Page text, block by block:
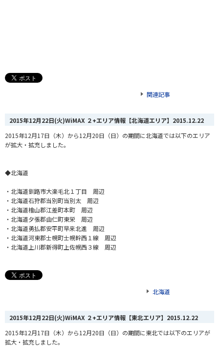
関連記事
2015年12月22日(火)WiMAX ２+エリア情報【北海道エリア】 2015.12.22
2015年12月17日（木）から12月20日（日）の期間に北海道では以下のエリア
が拡大・拡充しました。
◆北海道
・北海道釧路市大楽毛北１丁目 周辺
・北海道石狩郡当別町当別太 周辺
・北海道檜山郡江差町本町 周辺
・北海道夕張郡由仁町東栄 周辺
・北海道勇払郡安平町早来北進 周辺
・北海道河東郡士幌町士幌幹西１線 周辺
・北海道上川郡新得町上佐幌西３線 周辺
北海道
2015年12月22日(火)WiMAX ２+エリア情報【東北エリア】 2015.12.22
2015年12月17日（木）から12月20日（日）の期間に東北では以下のエリアが
拡大・拡充しました。